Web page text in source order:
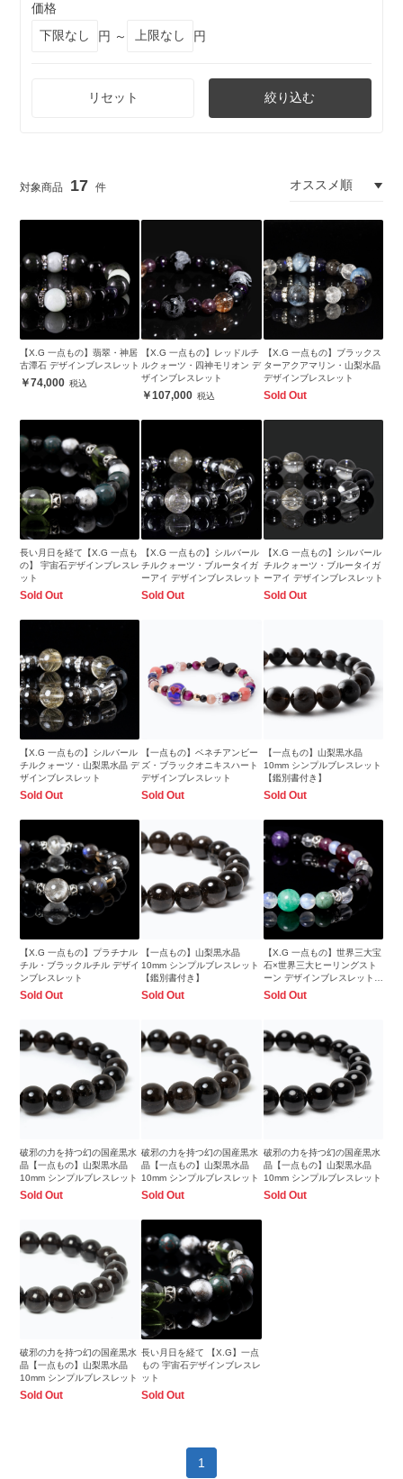
価格
円 ～
円
リセット 絞り込む
17
【X.G 一点もの】翡翠・神居
古潭石 デザインブレスレット
74,000
【X.G 一点もの】レッドルチ
ルクォーツ・四神モリオン デ
ザインブレスレット
107,000
【X.G 一点もの】ブラックス
ターアクアマリン・山梨水晶
デザインブレスレット
Sold Out
長い月日を経て【X.G 一点も
の】 宇宙石デザインブレスレ
ット
Sold Out
【X.G 一点もの】シルバール
チルクォーツ・ブルータイガ
ーアイ デザインブレスレット
Sold Out
【X.G 一点もの】シルバール
チルクォーツ・ブルータイガ
ーアイ デザインブレスレット
Sold Out
【X.G 一点もの】シルバール
チルクォーツ・山梨黒水晶 デ
ザインブレスレット
Sold Out
【一点もの】ベネチアンビー
ズ・ブラックオニキスハート
デザインブレスレット
Sold Out
【一点もの】山梨黒水晶
10mm シンプルブレスレット
【鑑別書付き】
Sold Out
【X.G 一点もの】プラチナル
チル・ブラックルチル デザイ
ンブレスレット
Sold Out
【一点もの】山梨黒水晶
10mm シンプルブレスレット
【鑑別書付き】
Sold Out
【X.G 一点もの】世界三大宝
石×世界三大ヒーリングスト
ーン デザインブレスレット
【鑑別書付き】
Sold Out
破邪の力を持つ幻の国産黒水
晶【一点もの】山梨黒水晶
10mm シンプルブレスレット
Sold Out
破邪の力を持つ幻の国産黒水
晶【一点もの】山梨黒水晶
10mm シンプルブレスレット
Sold Out
破邪の力を持つ幻の国産黒水
晶【一点もの】山梨黒水晶
10mm シンプルブレスレット
Sold Out
破邪の力を持つ幻の国産黒水
晶【一点もの】山梨黒水晶
10mm シンプルブレスレット
Sold Out
長い月日を経て 【X.G】一点
もの 宇宙石デザインブレスレ
ット
Sold Out
1